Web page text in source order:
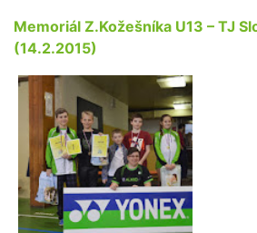
Memoriál Z.Kožešníka U13 – TJ
(14.2.2015)